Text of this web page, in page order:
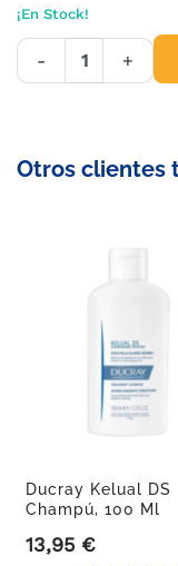
¡En Stock!
- +
Otros clientes
Ducray Kelual DS
Champú, 100 Ml
Precio
13,95 €